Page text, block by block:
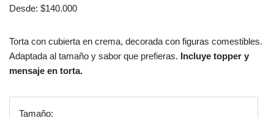
Desde: $140.000
Torta con cubierta en crema, decorada con figuras comestibles.
Adaptada al tamaño y sabor que prefieras. Incluye topper y
mensaje en torta.
Tamaño: